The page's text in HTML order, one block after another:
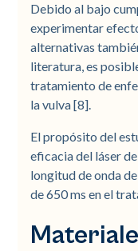
Debido al bajo
experimentar
alternativas
literatura, es
tratamiento de
la vulva [8].
El propósito del
eficacia del láser
longitud de onda
de 650 ms en el